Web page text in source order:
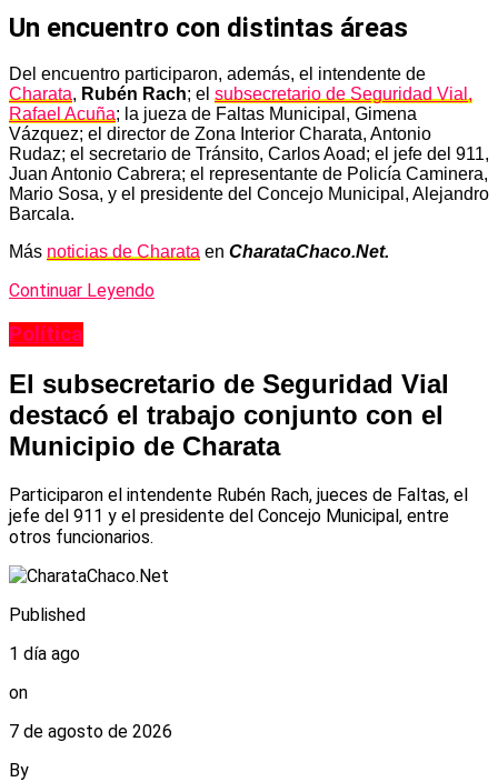
Un encuentro con distintas áreas
Del encuentro participaron, además, el intendente de
Charata, Rubén Rach; el subsecretario de Seguridad Vial,
Rafael Acuña; la jueza de Faltas Municipal, Gimena
Vázquez; el director de Zona Interior Charata, Antonio
Rudaz; el secretario de Tránsito, Carlos Aoad; el jefe del 911,
Juan Antonio Cabrera; el representante de Policía Caminera,
Mario Sosa, y el presidente del Concejo Municipal, Alejandro
Barcala.
Más noticias de Charata en CharataChaco.Net.
Continuar Leyendo
Política
El subsecretario de Seguridad Vial
destacó el trabajo conjunto con el
Municipio de Charata
Participaron el intendente Rubén Rach, jueces de Faltas, el
jefe del 911 y el presidente del Concejo Municipal, entre
otros funcionarios.
Published
1 día ago
on
7 de agosto de 2026
By